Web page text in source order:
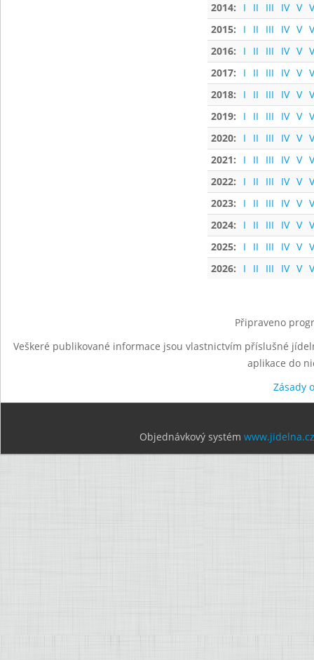
2014:
I II III IV V
2015:
I II III IV V
2016:
I II III IV V
2017:
I II III IV V
2018:
I II III IV V
2019:
I II III IV V
2020:
I II III IV V
2021:
I II III IV V
2022:
I II III IV V
2023:
I II III IV V
2024:
I II III IV V
2025:
I II III IV V
2026:
I II III IV V
Připraveno
Veškeré publikované informace jsou vlastnictvím příslušné
aplikace do
Zásady
Objednávkový systém www.jidelna.cz